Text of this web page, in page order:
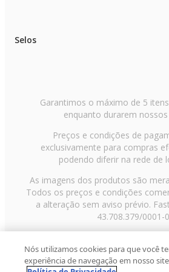
Selos
Garantimos o máximo de 5
enquanto durarem
Preços e condições de
exclusivamente para compras
podendo diferir na rede de
As imagens dos produtos são
Todos os preços e condições
a alteração sem aviso prévio. Fast
43.708.379/0001-
Paulo/SP, CEP 02029-001,
2013 Fast Shop - Todos os
Nós utilizamos cookies para que você
experiência de navegação em nosso